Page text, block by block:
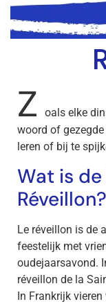
Z
oals elke
woord of
leren of bij te
Wat is
Réveillon?
Le réveillon is de
feestelijk met
oudejaarsavond.
réveillon de la
In Frankrijk